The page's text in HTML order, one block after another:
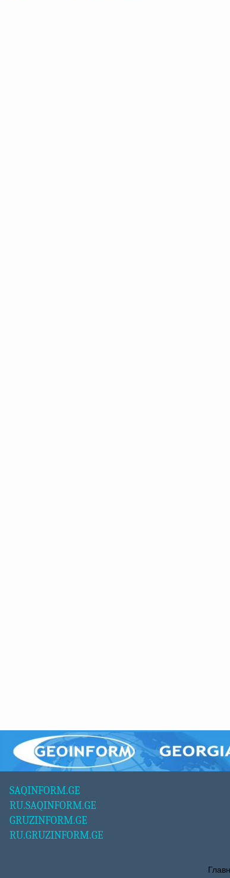
SAQINFORM.GE
RU.SAQINFORM.GE
GRUZINFORM.GE
RU.GRUZINFORM.GE